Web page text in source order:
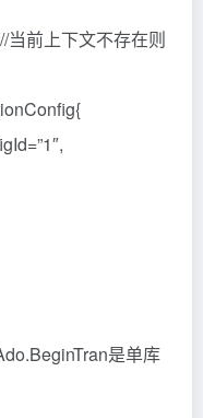
当前上下文不存在则
是单库